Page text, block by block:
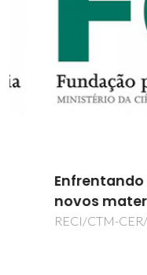
Enfrentando os
novos materiais
RECI/CTM-CER/0336/